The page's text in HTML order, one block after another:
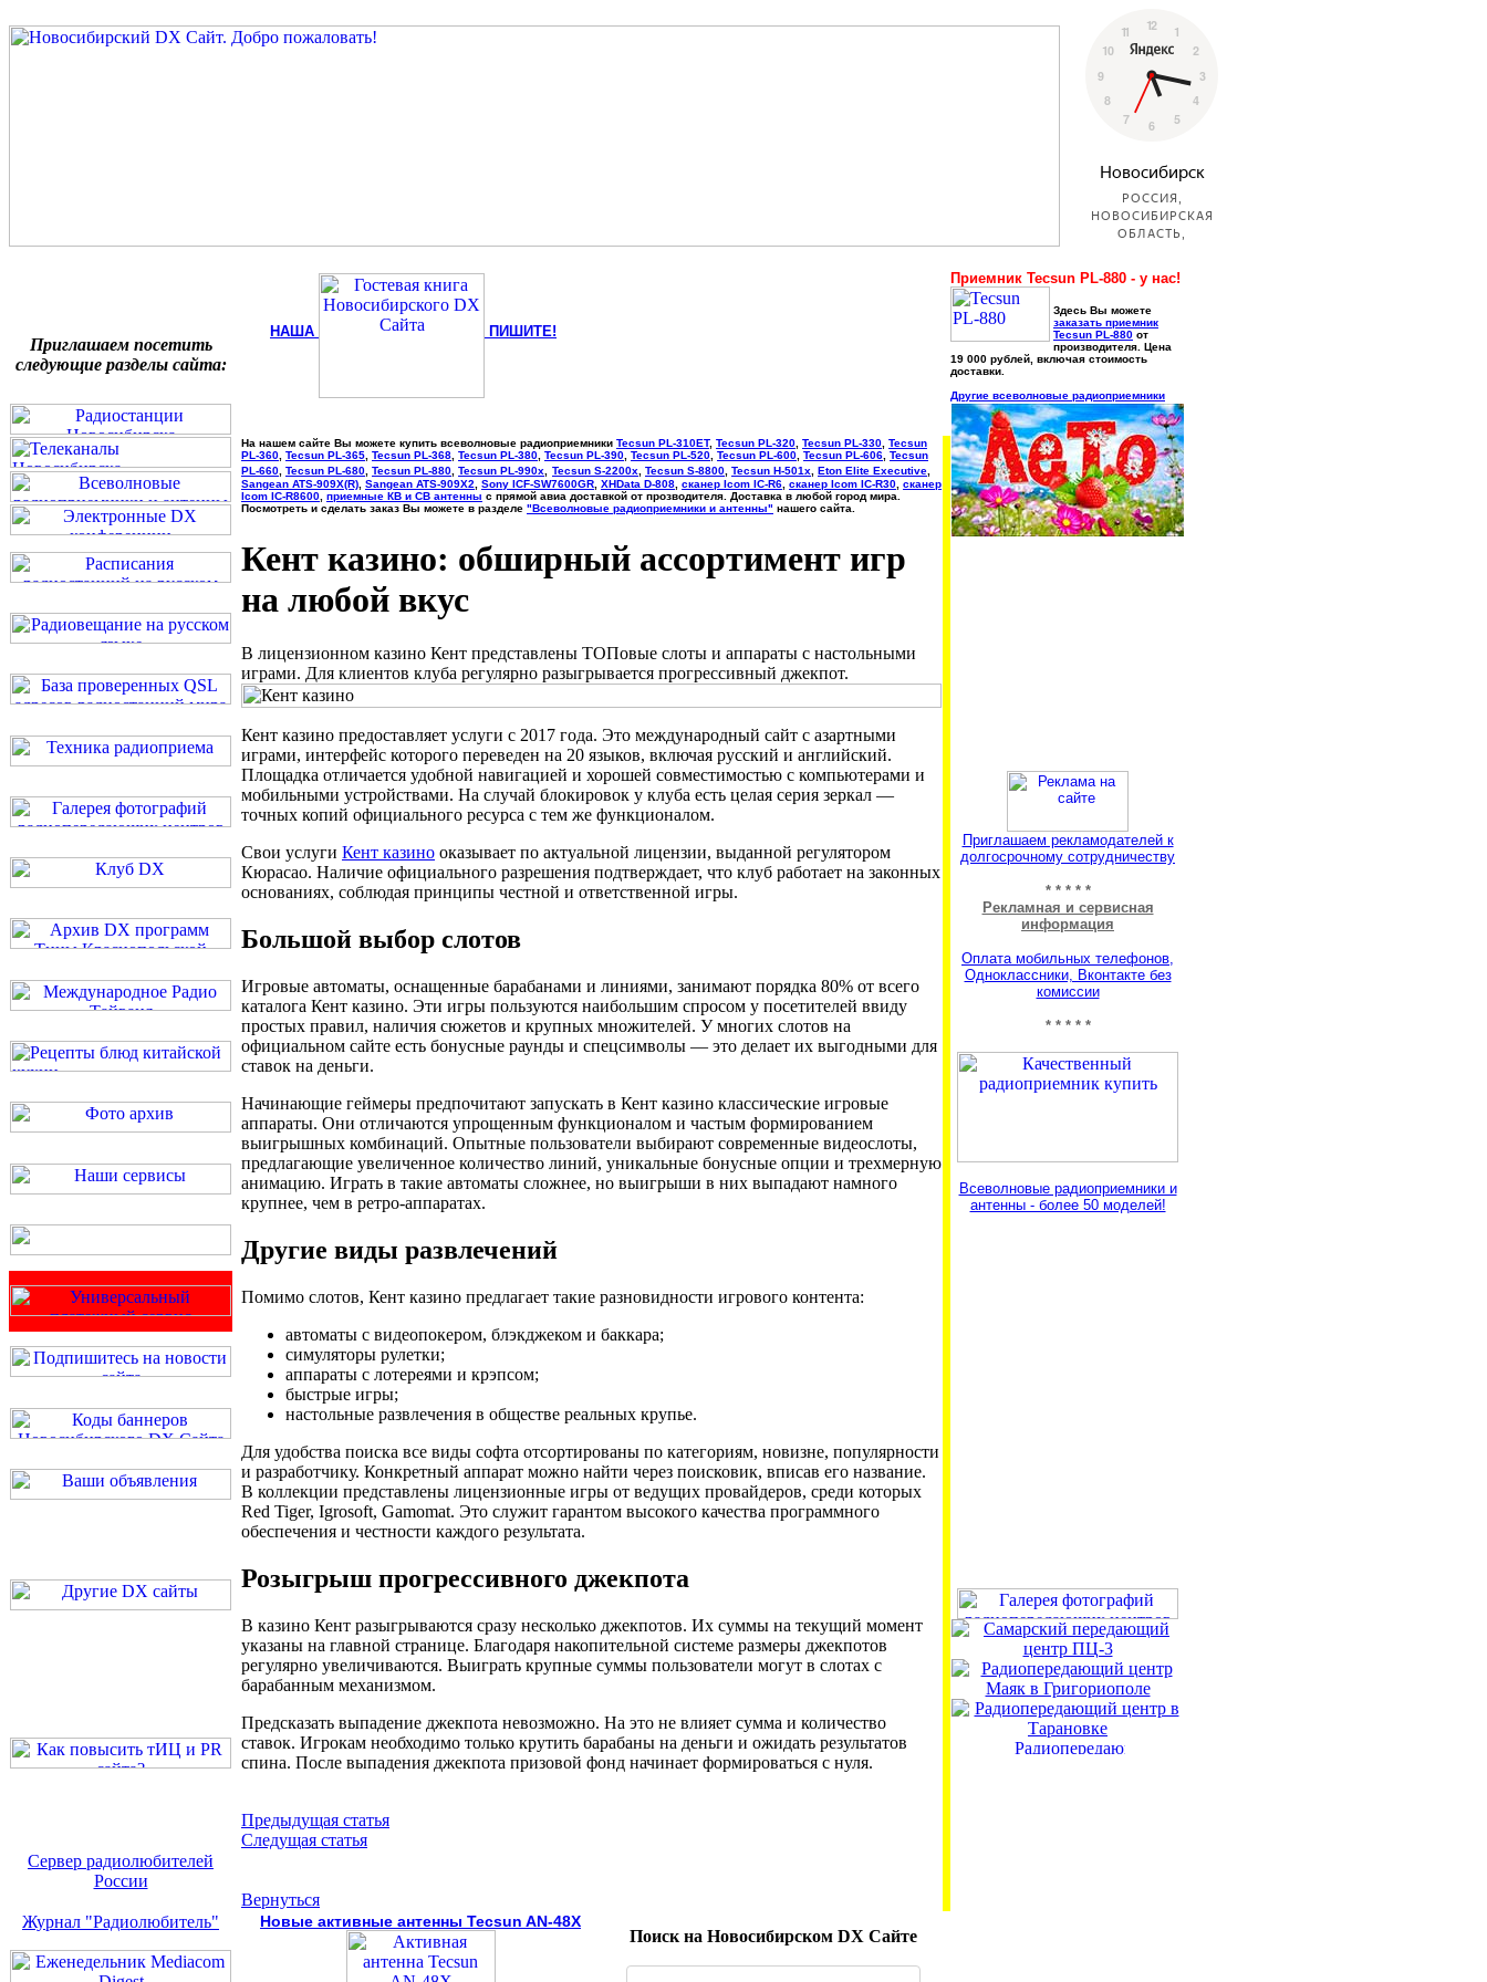
Приглашаем посетить
следующие разделы сайта:
НАША ПИШИТЕ!
Приемник Tecsun PL-880 - у нас!
Здесь Вы можете
заказать приемник
Tecsun PL-880 от
производителя. Цена
19 000 рублей, включая стоимость
доставки.
Другие всеволновые радиоприемники
На нашем сайте Вы можете купить всеволновые радиоприемники Tecsun PL-310ET, Tecsun PL-320 Tecsun PL-330 Tecsun
PL-360 Tecsun PL-365 Tecsun PL-368 Tecsun PL-380 Tecsun PL-390 Tecsun PL-520 Tecsun PL-600 Tecsun PL-606 Tecsun
PL-660 Tecsun PL-680 Tecsun PL-880 Tecsun PL-990x Tecsun S-2200x Tecsun S-8800 Tecsun H-501x Eton Elite Executive
Sangean ATS-909X(R) Sangean ATS-909X2 Sony ICF-SW7600GR XHData D-808 сканер Icom IC-R6 сканер Icom IC-R30 сканер
Icom IC-R8600 приемные КВ и СВ антенны с прямой авиа доставкой от прозводителя. Доставка в любой город мира.
Посмотреть и сделать заказ Вы можете в разделе "Всеволновые радиоприемники и антенны" нашего сайта.
Кент казино: обширный ассортимент игр
на любой вкус
В лицензионном казино Кент представлены ТОПовые слоты и аппараты с настольными
играми. Для клиентов клуба регулярно разыгрывается прогрессивный джекпот.
Кент казино предоставляет услуги с 2017 года. Это международный сайт с азартными
играми, интерфейс которого переведен на 20 языков, включая русский и английский.
Площадка отличается удобной навигацией и хорошей совместимостью с компьютерами и
мобильными устройствами. На случай блокировок у клуба есть целая серия зеркал —
точных копий официального ресурса с тем же функционалом.
Свои услуги Кент казино оказывает по актуальной лицензии, выданной регулятором
Кюрасао. Наличие официального разрешения подтверждает, что клуб работает на законных
основаниях, соблюдая принципы честной и ответственной игры.
Большой выбор слотов
Игровые автоматы, оснащенные барабанами и линиями, занимают порядка 80% от всего
каталога Кент казино. Эти игры пользуются наибольшим спросом у посетителей ввиду
простых правил, наличия сюжетов и крупных множителей. У многих слотов на
официальном сайте есть бонусные раунды и спецсимволы — это делает их выгодными для
ставок на деньги.
Начинающие геймеры предпочитают запускать в Кент казино классические игровые
аппараты. Они отличаются упрощенным функционалом и частым формированием
выигрышных комбинаций. Опытные пользователи выбирают современные видеослоты,
предлагающие увеличенное количество линий, уникальные бонусные опции и трехмерную
анимацию. Играть в такие автоматы сложнее, но выигрыши в них выпадают намного
крупнее, чем в ретро-аппаратах.
Другие виды развлечений
Помимо слотов, Кент казино предлагает такие разновидности игрового контента:
автоматы с видеопокером, блэкджеком и баккара;
симуляторы рулетки;
аппараты с лотереями и крэпсом;
быстрые игры;
настольные развлечения в обществе реальных крупье.
Для удобства поиска все виды софта отсортированы по категориям, новизне, популярности
и разработчику. Конкретный аппарат можно найти через поисковик, вписав его название.
В коллекции представлены лицензионные игры от ведущих провайдеров, среди которых
Red Tiger, Igrosoft, Gamomat. Это служит гарантом высокого качества программного
обеспечения и честности каждого результата.
Розыгрыш прогрессивного джекпота
В казино Кент разыгрываются сразу несколько джекпотов. Их суммы на текущий момент
указаны на главной странице. Благодаря накопительной системе размеры джекпотов
регулярно увеличиваются. Выиграть крупные суммы пользователи могут в слотах с
барабанным механизмом.
Предсказать выпадение джекпота невозможно. На это не влияет сумма и количество
ставок. Игрокам необходимо только крутить барабаны на деньги и ожидать результатов
спина. После выпадения джекпота призовой фонд начинает формироваться с нуля.
Предыдущая статья
Следущая статья
Вернуться
Приглашаем рекламодателей к
долгосрочному сотрудничеству
* * * * *
Рекламная и сервисная
информация
Оплата мобильных телефонов,
Одноклассники, Вконтакте без
комиссии
* * * * *
Всеволновые радиоприемники и
антенны - более 50 моделей!
Сервер радиолюбителей
России
Журнал "Радиолюбитель" Новые активные антенны Tecsun AN-48X
Поиск на Новосибирском DX Сайте